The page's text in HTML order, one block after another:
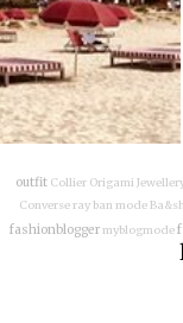
outfit Collier Origami
Converseray ban mode
fashionbloggermyblogmode